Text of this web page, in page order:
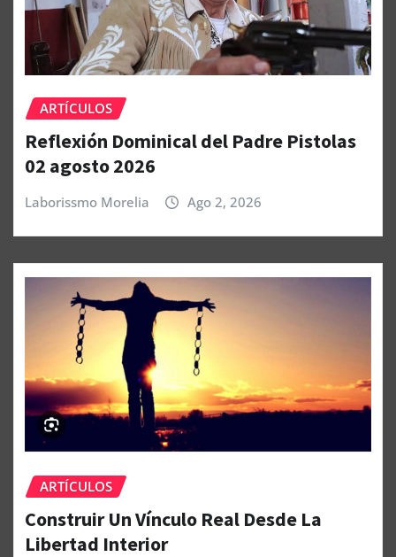
ARTÍCULOS
Reflexión Dominical del Padre Pistolas
02 agosto 2026
Laborissmo Morelia Ago 2, 2026
ARTÍCULOS
Construir Un Vínculo Real Desde La
Libertad Interior